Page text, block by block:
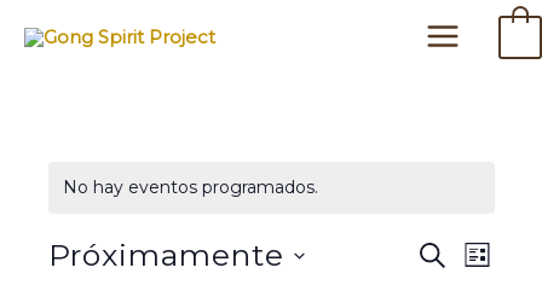
Main
No hay eventos programados.
BuscarLista
Próximamente